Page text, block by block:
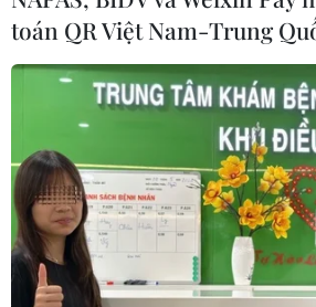
Giám đốc Công ty cổ phần
06/08/2026 09:06
Đồng Nai yêu cầu đẩy nhanh
dự án kết nối vùng, sân bay Long
Thành
06/08/2026 09:05
toán QR Việt Nam-Trung